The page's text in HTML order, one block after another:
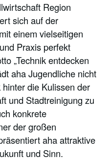
Region
sich auf der
einem vielseitigen
Praxis perfekt
„Technik entdecken
aha Jugendliche nicht
die Kulissen der
und Stadtreinigung zu
konkrete
der großen
aha attraktive
und Sinn.